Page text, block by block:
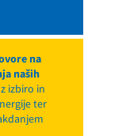
na
naših
izbiro in
ter